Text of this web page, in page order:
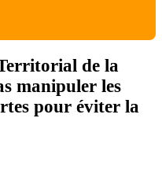
de la
manipuler les
pour éviter la